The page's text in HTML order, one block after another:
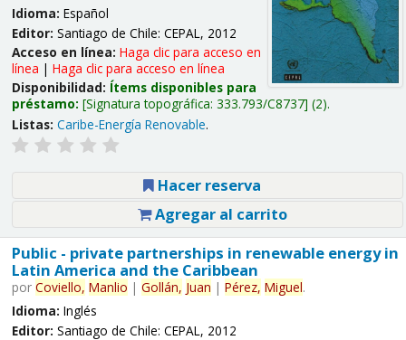
Idioma: Español
Editor: Santiago de Chile: CEPAL, 2012
Acceso en línea: Haga clic para acceso en
línea | Haga clic para acceso en línea
Disponibilidad: Ítems disponibles para
préstamo: Signatura topográfica: 333.793/C8737 (2).
Listas: Caribe-Energía Renovable.
Hacer reserva
Agregar al carrito
Public - private partnerships in renewable energy in
Latin America and the Caribbean
por Coviello, Manlio | Gollán, Juan | Pérez, Miguel.
Idioma: Inglés
Editor: Santiago de Chile: CEPAL, 2012